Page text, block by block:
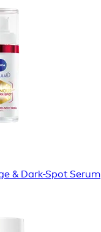
& Dark-Spot Serum